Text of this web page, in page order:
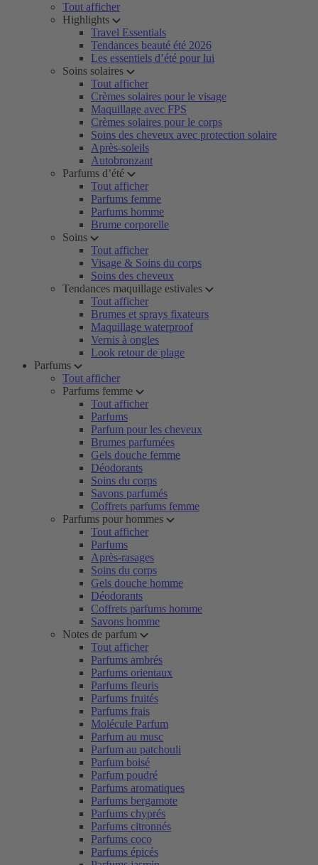
Tout afficher
Highlights
Travel Essentials
Tendances beauté été 2026
Les essentiels d’été pour lui
Soins solaires
Tout afficher
Crèmes solaires pour le visage
Maquillage avec FPS
Crèmes solaires pour le corps
Soins des cheveux avec protection solaire
Après-soleils
Autobronzant
Parfums d’été
Tout afficher
Parfums femme
Parfums homme
Brume corporelle
Soins
Tout afficher
Visage & Soins du corps
Soins des cheveux
Tendances maquillage estivales
Tout afficher
Brumes et sprays fixateurs
Maquillage waterproof
Vernis à ongles
Look retour de plage
Parfums
Tout afficher
Parfums femme
Tout afficher
Parfums
Parfum pour les cheveux
Brumes parfumées
Gels douche femme
Déodorants
Soins du corps
Savons parfumés
Coffrets parfums femme
Parfums pour hommes
Tout afficher
Parfums
Après-rasages
Soins du corps
Gels douche homme
Déodorants
Coffrets parfums homme
Savons homme
Notes de parfum
Tout afficher
Parfums ambrés
Parfums orientaux
Parfums fleuris
Parfums fruités
Parfums frais
Molécule Parfum
Parfum au musc
Parfum au patchouli
Parfum boisé
Parfum poudré
Parfums aromatiques
Parfums bergamote
Parfums chyprés
Parfums citronnés
Parfums coco
Parfums épicés